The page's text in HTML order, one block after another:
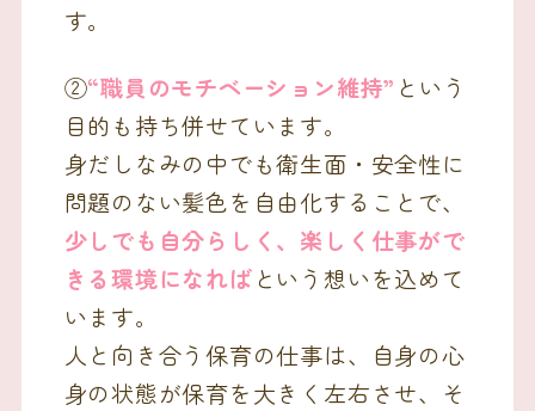
す。
②“職員のモチベーション維持” という
目的も持ち併せています。
身だしなみの中でも衛生面・安全性に
問題のない髪色を自由化することで、
少しでも自分らしく、楽しく仕事がで
きる環境になればという想いを込めて
います。
人と向き合う保育の仕事は、自身の心
身の状態が保育を大きく左右させ、そ